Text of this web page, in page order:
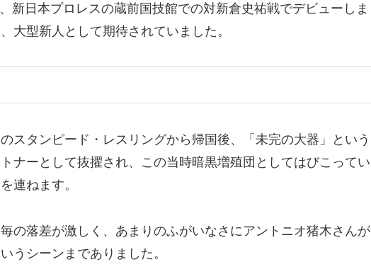
新日本プロレスの蔵前国技館での対新倉史祐戦でデビューしま
大型新人として期待されていました。
スタンピード・レスリングから帰国後、「未完の大器」という
ナーとして抜擢され、この当時暗黒増殖団としてはびこってい
連ねます。
の落差が激しく、あまりのふがいなさにアントニオ猪木さんが
うシーンまでありました。